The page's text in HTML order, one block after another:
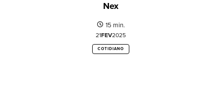
Nex
15 min.
21FEV2025
COTIDIANO